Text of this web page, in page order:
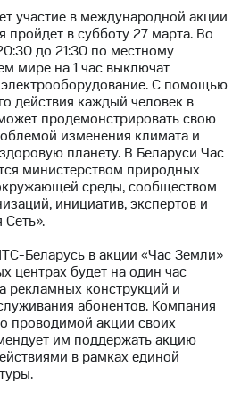
участие в международной акции
пройдет в субботу 27 марта. Во
до 21:30 по местному
мире на 1 час выключат
С помощью
действия каждый человек в
продемонстрировать свою
изменения климата и
планету. В Беларуси Час
министерством природных
среды, сообществом
инициатив, экспертов и
Сеть».
Беларусь в акции «Час Земли»
центрах будет на один час
рекламных конструкций и
абонентов. Компания
проводимой акции своих
им поддержать акцию
в рамках единой